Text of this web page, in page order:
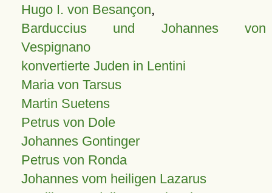
Hugo I. von Besançon,
Barduccius und Johannes von
Vespignano
konvertierte Juden in Lentini
Maria von Tarsus
Martin Suetens
Petrus von Dole
Johannes Gontinger
Petrus von Ronda
Johannes vom heiligen Lazarus